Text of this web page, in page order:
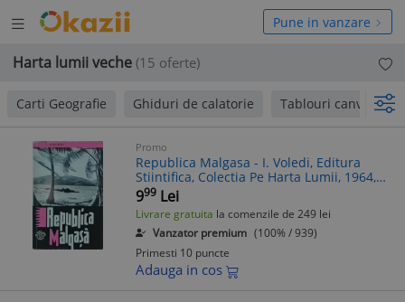
Deschide
meniul
Pune in vanzare
Harta lumii veche (15 oferte)
Carti Geografie Ghiduri de calatorie Tablouri canvas
Promo
Republica Malgasa - I. Voledi, Editura
Stiintifica, Colectia Pe Harta Lumii, 1964,
Aventura, Mister
999 Lei
Livrare gratuita la comenzile de 249 lei
Vanzator premium (100% / 939)
Primesti 10 puncte
Adauga in cos